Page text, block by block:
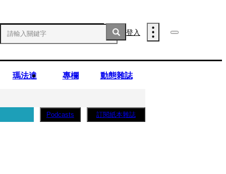
登入
瑪法達 專欄 動態雜誌
Podcasts 訂閱紙本雜誌